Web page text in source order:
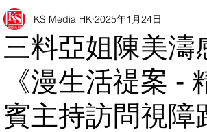
三料亞姐陳美
《漫生活禔案 -
賓主持訪問視障
KS Media HK 2025年1月24日